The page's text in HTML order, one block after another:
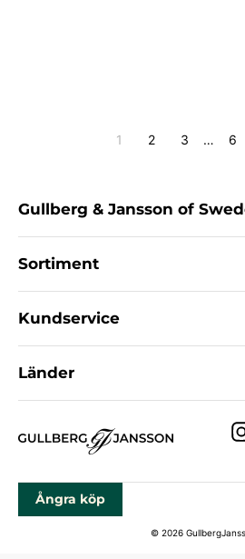
1 2 3 … 6
Gullberg & Jansson of
Sortiment
Kundservice
Länder
Ångra köp
© 2026